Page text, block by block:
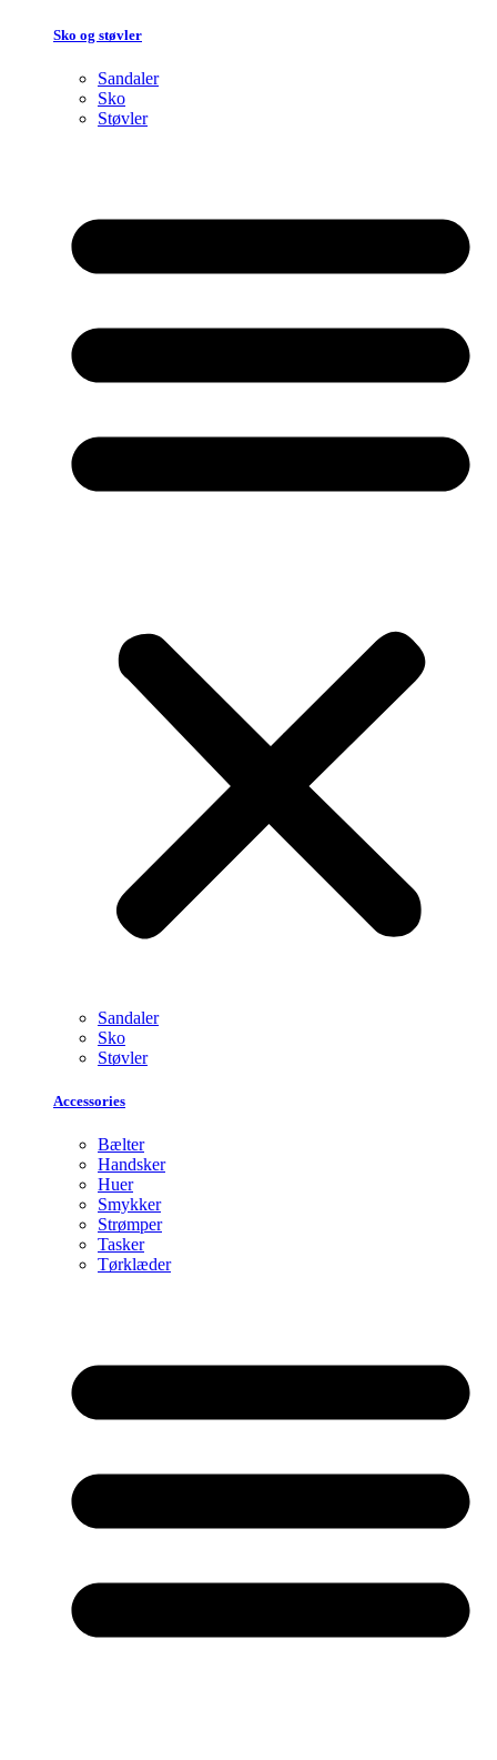
Sko og støvler
Sandaler
Sko
Støvler
Sandaler
Sko
Støvler
Accessories
Bælter
Handsker
Huer
Smykker
Strømper
Tasker
Tørklæder